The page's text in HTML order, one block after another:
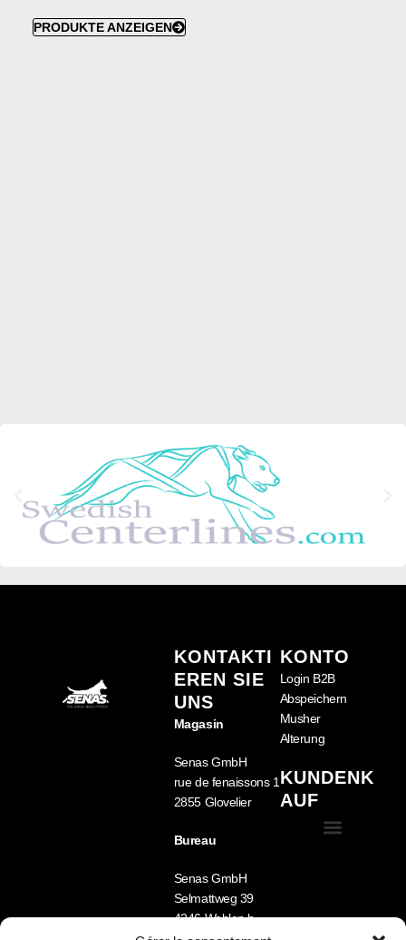
PRODUKTE ANZEIGEN
KONTAKTI
EREN SIE
UNS
Magasin
Senas GmbH
rue de fenaissons 1
2855 Glovelier
Bureau
Senas GmbH
Selmattweg 39
4246 Wahlen b.
KONTO
Login B2B
Abspeichern
Musher
Alterung
KUNDENK
AUF